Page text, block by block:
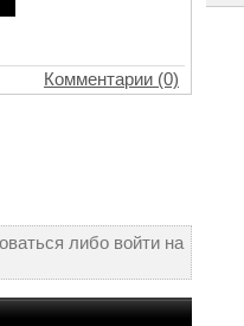
Комментарии (0)
либо войти на